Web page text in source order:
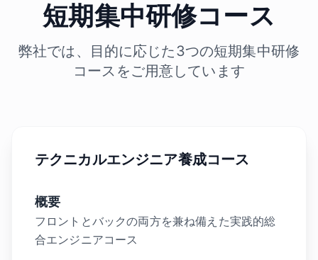
短期集中研修コース
弊社では、目的に応じた3つの短期集中研修
コースをご用意しています
テクニカルエンジニア養成コース
概要
フロントとバックの両方を兼ね備えた実践的総
合エンジニアコース